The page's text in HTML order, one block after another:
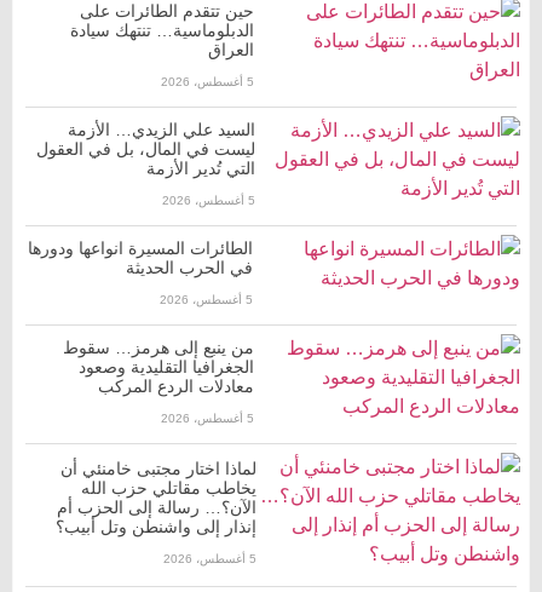
حين تتقدم الطائرات على
الدبلوماسية… تنتهك سيادة
العراق
5 أغسطس، 2026
السيد علي الزيدي… الأزمة
ليست في المال، بل في العقول
التي تُدير الأزمة
5 أغسطس، 2026
الطائرات المسيرة انواعها ودورها
في الحرب الحديثة
5 أغسطس، 2026
من ينبع إلى هرمز… سقوط
الجغرافيا التقليدية وصعود
معادلات الردع المركب
5 أغسطس، 2026
لماذا اختار مجتبى خامنئي أن
يخاطب مقاتلي حزب الله
الآن؟… رسالة إلى الحزب أم
إنذار إلى واشنطن وتل أبيب؟
5 أغسطس، 2026